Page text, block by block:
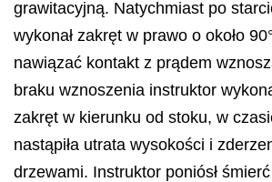
grawitacyjną. Natychmiast po
wykonał zakręt w prawo o około
nawiązać kontakt z prądem
braku wznoszenia instruktor
zakręt w kierunku od stoku, w
nastąpiła utrata wysokości i
drzewami. Instruktor poniósł